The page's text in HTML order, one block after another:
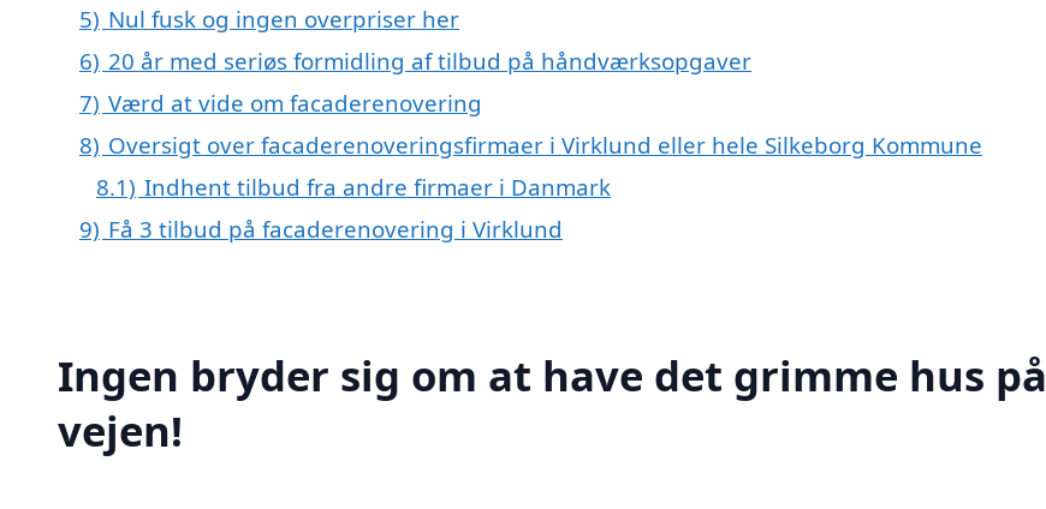
5) Nul fusk og ingen overpriser her
6) 20 år med seriøs formidling af tilbud på håndværksopgaver
7) Værd at vide om facaderenovering
8) Oversigt over facaderenoveringsfirmaer i Virklund eller hele Silkeborg Kommune
8.1) Indhent tilbud fra andre firmaer i Danmark
9) Få 3 tilbud på facaderenovering i Virklund
Ingen bryder sig om at have det grimme hus på
vejen!